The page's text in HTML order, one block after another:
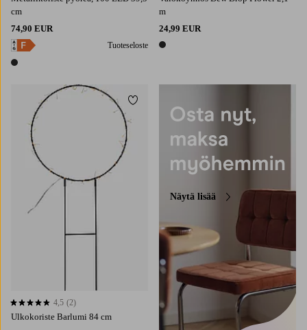
cm
74,90 EUR
Tuoteseloste
1 väri
m
24,99 EUR
1 väri
Ulkokoriste Barlumi 84 cm
4,5 perustuen 2 arvosanaan
4,5 (2)
Lisää suosikkeihin
Näytä lisää